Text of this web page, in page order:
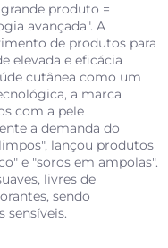
produto =
avançada". A
de produtos para
elevada e eficácia
cutânea como um
a marca
com a pele
a demanda do
lançou produtos
e "soros em ampolas".
livres de
sendo
sensíveis.